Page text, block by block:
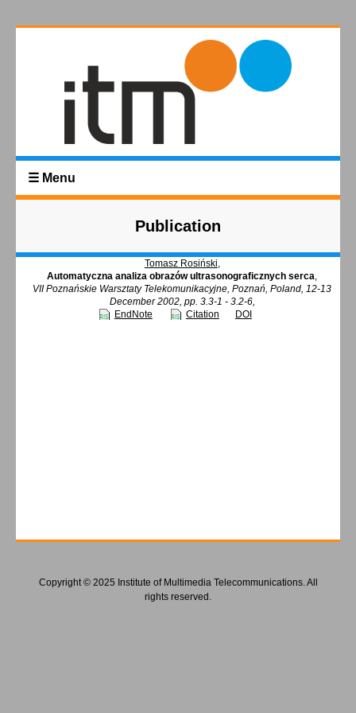
☰ Menu
Publication
Tomasz Rosiński,
Automatyczna analiza obrazów ultrasonograficznych serca,
VII Poznańskie Warsztaty Telekomunikacyjne, Poznań, Poland, 12-13
December 2002, pp. 3.3-1 - 3.2-6,
EndNote
Citation DOI
Copyright © 2025 Institute of Multimedia Telecommunications. All
rights reserved.